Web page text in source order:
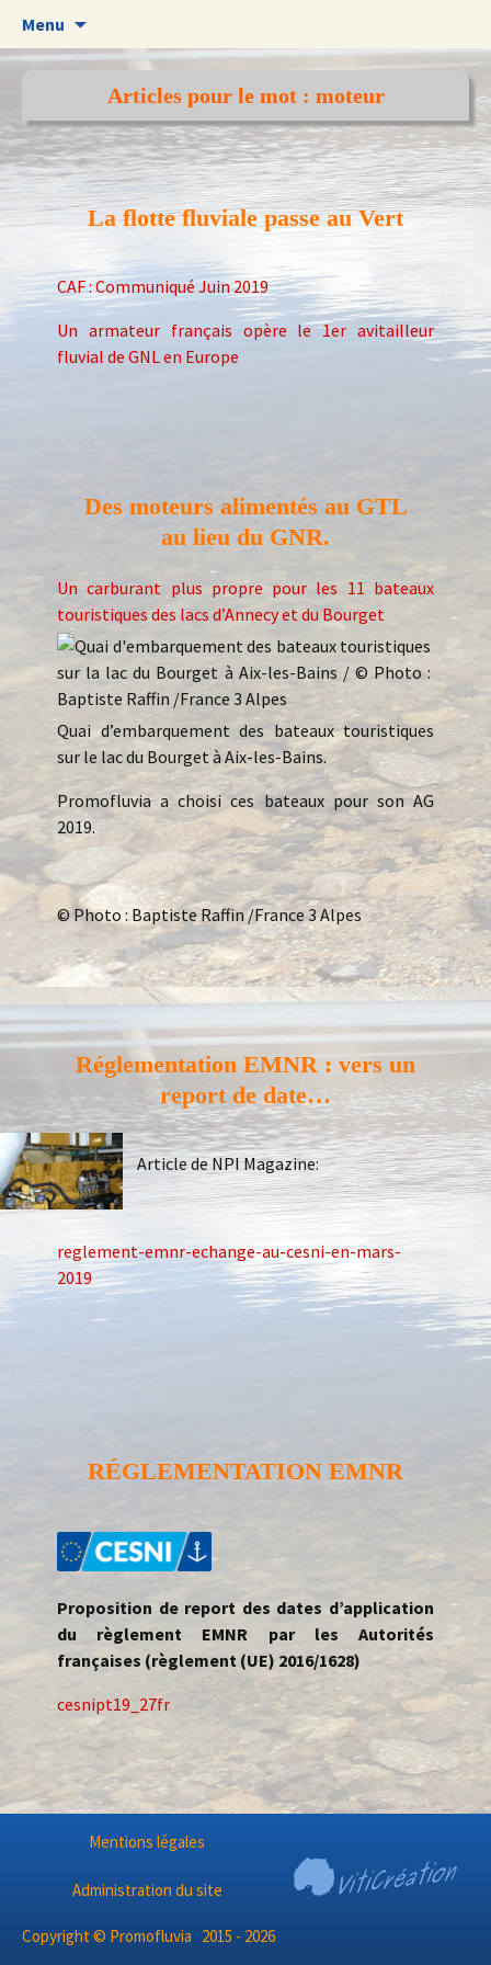
Menu
contenu
Articles pour le mot : moteur
La flotte fluviale passe au Vert
CAF : Communiqué Juin 2019
Un armateur français opère le 1er avitailleur
fluvial de GNL en Europe
Des moteurs alimentés au GTL
au lieu du GNR.
Un carburant plus propre pour les 11 bateaux
touristiques des lacs d’Annecy et du Bourget
Quai d’embarquement des bateaux touristiques
sur le lac du Bourget à Aix-les-Bains.
Promofluvia a choisi ces bateaux pour son AG
2019.
© Photo : Baptiste Raffin /France 3 Alpes
Réglementation EMNR : vers un
report de date…
Article de NPI Magazine:
reglement-emnr-echange-au-cesni-en-mars-
2019
RÉGLEMENTATION EMNR
Proposition de report des dates d’application
du règlement EMNR par les Autorités
françaises (règlement (UE) 2016/1628)
cesnipt19_27fr
Mentions légales
Administration du site
Copyright © Promofluvia 2015 - 2026